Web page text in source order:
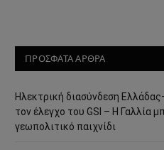
ΠΡΟΣΦΑΤΑ ΑΡΘΡΑ
Ηλεκτρική διασύνδεση
τον έλεγχο του GSI – Η Γαλλία
γεωπολιτικό παιχνίδι